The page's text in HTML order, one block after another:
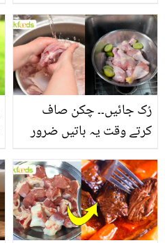
بنانے کے چند قدرتی طریقے
رُک جائیں۔۔ چکن صاف
کرتے وقت یہ باتیں ضرور